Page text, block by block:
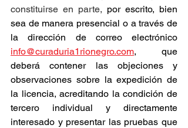
constituirse en parte, por escrito, bien
sea de manera presencial o a través de
info@curaduria1rionegro.com, que
deberá contener las objeciones y
observaciones sobre la expedición de
la licencia, acreditando la condición de
tercero individual y directamente
interesado y presentar las pruebas que